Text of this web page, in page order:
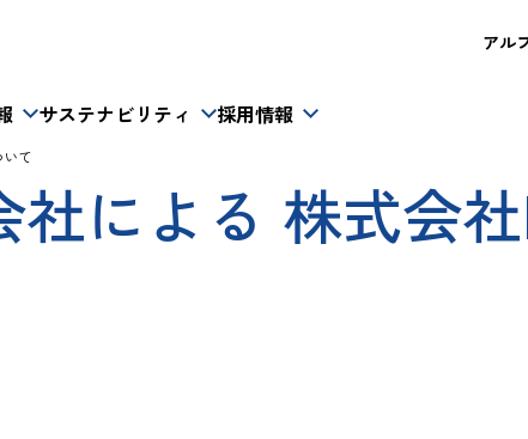
サステナビリティ 採用情報
アル
て
による 株式会